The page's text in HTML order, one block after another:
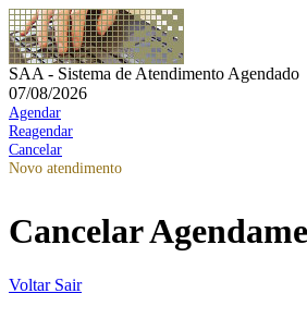
SAA - Sistema de Atendimento Agendado
07/08/2026
Agendar
Reagendar
Cancelar
Novo atendimento
Cancelar
Voltar Sair